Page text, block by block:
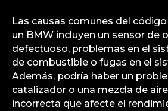
Las causas comunes del
un BMW incluyen un sensor de
defectuoso, problemas en el
de combustible o fugas en el
Además, podría haber un
catalizador o una mezcla de
incorrecta que afecte el